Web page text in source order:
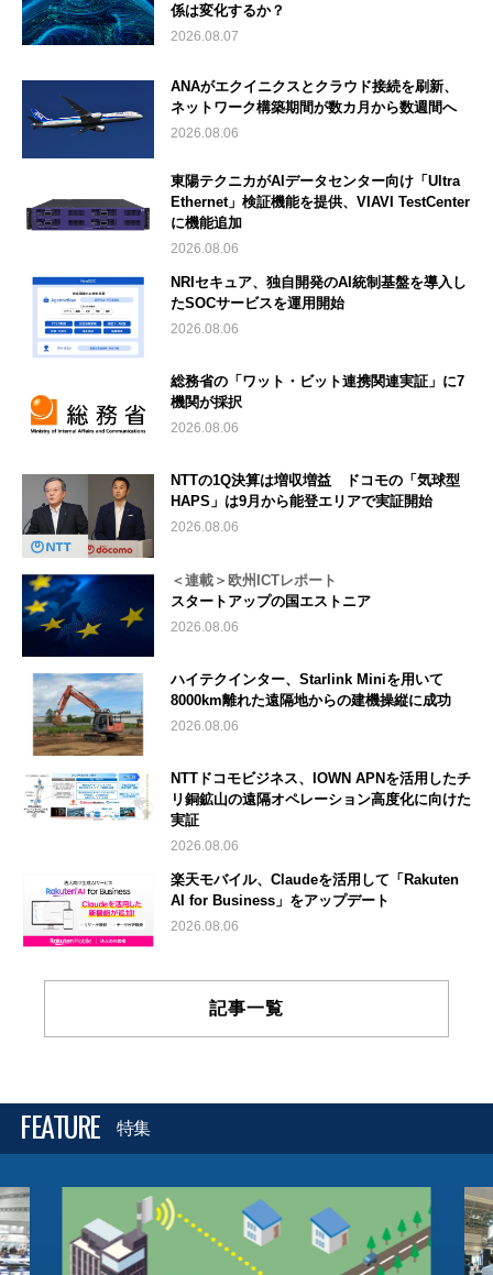
係は変化するか？
2026.08.07
ANAがエクイニクスとクラウド接続を刷新、
ネットワーク構築期間が数カ月から数週間へ
2026.08.06
東陽テクニカがAIデータセンター向け「Ultra
Ethernet」検証機能を提供、VIAVI TestCenter
に機能追加
2026.08.06
NRIセキュア、独自開発のAI統制基盤を導入し
たSOCサービスを運用開始
2026.08.06
総務省の「ワット・ビット連携関連実証」に7
機関が採択
2026.08.06
NTTの1Q決算は増収増益 ドコモの「気球型
HAPS」は9月から能登エリアで実証開始
2026.08.06
＜連載＞欧州ICTレポート
スタートアップの国エストニア
2026.08.06
ハイテクインター、Starlink Miniを用いて
8000km離れた遠隔地からの建機操縦に成功
2026.08.06
NTTドコモビジネス、IOWN APNを活用したチ
リ銅鉱山の遠隔オペレーション高度化に向けた
実証
2026.08.06
楽天モバイル、Claudeを活用して「Rakuten
AI for Business」をアップデート
2026.08.06
記事一覧
FEATURE 特集